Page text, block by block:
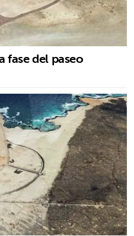
fase del paseo